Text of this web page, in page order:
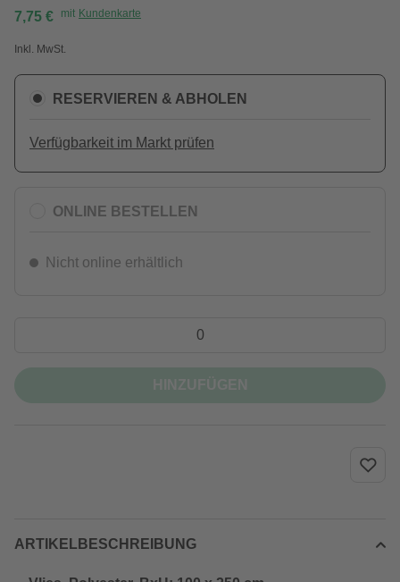
7,75 € mit Kundenkarte
Inkl. MwSt.
RESERVIEREN & ABHOLEN
Verfügbarkeit im Markt prüfen
ONLINE BESTELLEN
Nicht online erhältlich
ARTIKELBESCHREIBUNG